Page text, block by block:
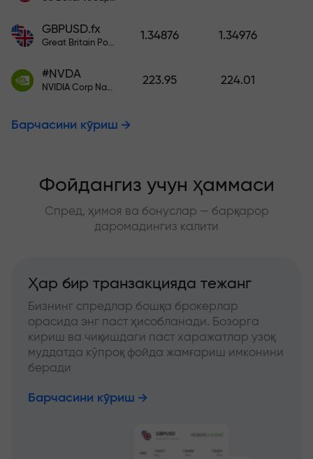
GBPUSD.fx
Great Britain Pound vs US Dollar
1.34876 1.34976
#NVDA
NVIDIA Corp Nasdaq Stock Exchange (Nasdaq) USD
223.95 224.01
Барчасини кўриш
Фойдангиз учун ҳаммаси
Спред, ҳимоя ва бонуслар — барқарор
даромадингиз калити
Ҳар бир транзакцияда тежанг
Бизнинг спредлар бошқа брокерлар
орасида энг паст ҳисобланади. Бозорга
кириш ва чиқишдаги паст харажатлар узоқ
муддатда кўпроқ фойда жамғариш имконини
беради
Барчасини кўриш